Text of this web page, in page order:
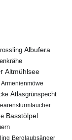
Albufera
Altmühlsee
Armenienmöwe
Atlasgrünspecht
Basstölpel
Berglaubsänger